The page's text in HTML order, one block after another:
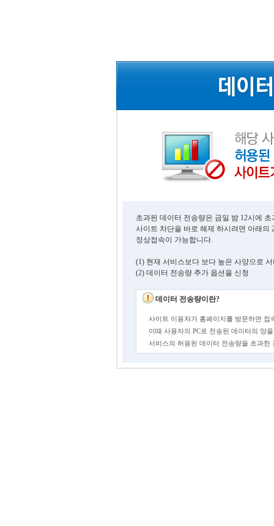
초과된 데이터 전송량은 금일 밤 12시에
사이트 차단을 바로 해제 하시려면 아래의
정상접속이 가능합니다.
(1) 현재 서비스보다 보다 높은 사양으로
(2) 데이터 전송량 추가 옵션을 신청
데이터 전송량이란?
사이트 이용자가 홈페이지를 방문하면 접
이때 사용자의 PC로 전송된 데이터의 양
서비스의 허용된 데이터 전송량을 초과